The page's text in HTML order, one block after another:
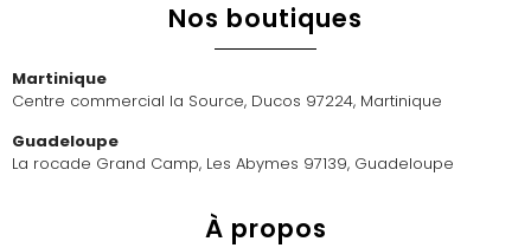
Nos boutiques
Martinique
Centre commercial la Source, Ducos 97224, Martinique
Guadeloupe
La rocade Grand Camp, Les Abymes 97139, Guadeloupe
À propos